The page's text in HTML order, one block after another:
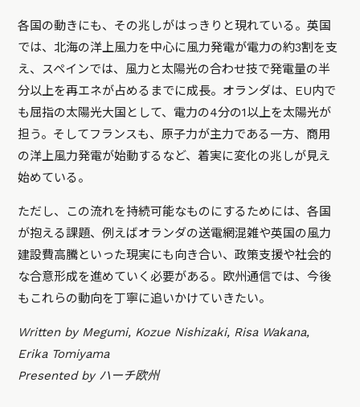
各国の動きにも、その兆しがはっきりと現れている。英国
では、北海の洋上風力を中心に風力発電が電力の約3割を支
え、スペインでは、風力と太陽光の合わせ技で発電量の半
分以上を再エネが占めるまでに成長。オランダは、EU内で
も屈指の太陽光大国として、電力の4分の1以上を太陽光が
担う。そしてフランスも、原子力が主力である一方、商用
の洋上風力発電が始動するなど、着実に変化の兆しが見え
始めている。
ただし、この流れを持続可能なものにするためには、各国
が抱える課題、例えばオランダの送電網混雑や英国の風力
建設費高騰といった現実にも向き合い、政策支援や社会的
な合意形成を進めていく必要がある。欧州通信では、今後
もこれらの動向を丁寧に追いかけていきたい。
Written by Megumi, Kozue Nishizaki, Risa Wakana,
Erika Tomiyama
Presented by ハーチ欧州